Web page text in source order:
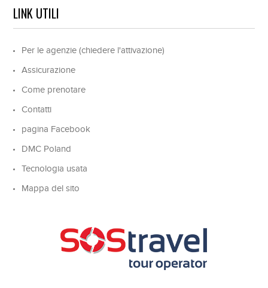
LINK UTILI
Per le agenzie (chiedere l'attivazione)
Assicurazione
Come prenotare
Contatti
pagina Facebook
DMC Poland
Tecnologia usata
Mappa del sito